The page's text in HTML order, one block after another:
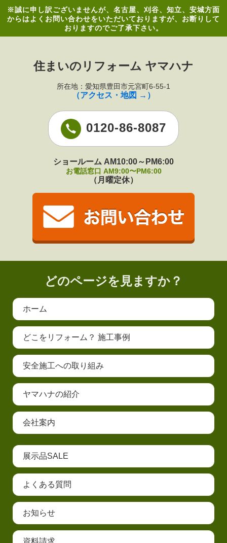
※誠に申し訳ございませんが、名古屋、刈谷、知立、安城方面
からはよくお問い合わせをいただいておりますが、お断りして
おりますのでご了承下さい。
住まいのリフォーム ヤマハナ
所在地：愛知県豊田市元宮町6-55-1
（アクセス・地図 →）
0120-86-8087
ショールーム AM10:00～PM6:00
お電話窓口 AM9:00〜PM6:00
（月曜定休）
どのページを見ますか？
ホーム
どこをリフォーム？ 施工事例
安全施工への取り組み
ヤマハナの紹介
会社案内
展示品SALE
よくある質問
お知らせ